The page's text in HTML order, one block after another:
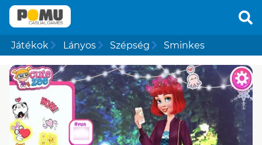
Játékok Lányos Szépség Sminkes